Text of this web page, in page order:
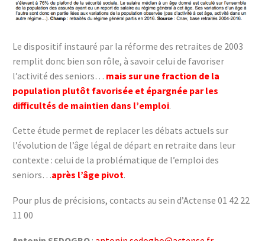
Le dispositif instauré par la réforme des retraites de 2003
remplit donc bien son rôle, à savoir celui de favoriser
l’activité des seniors… mais sur une fraction de la
population plutôt favorisée et épargnée par les
difficultés de maintien dans l’emploi.
Cette étude permet de replacer les débats actuels sur
l’évolution de l’âge légal de départ en retraite dans leur
contexte : celui de la problématique de l’emploi des
seniors…après l’âge pivot.
Pour plus de précisions, contacts au sein d’Actense 01 42 22
11 00